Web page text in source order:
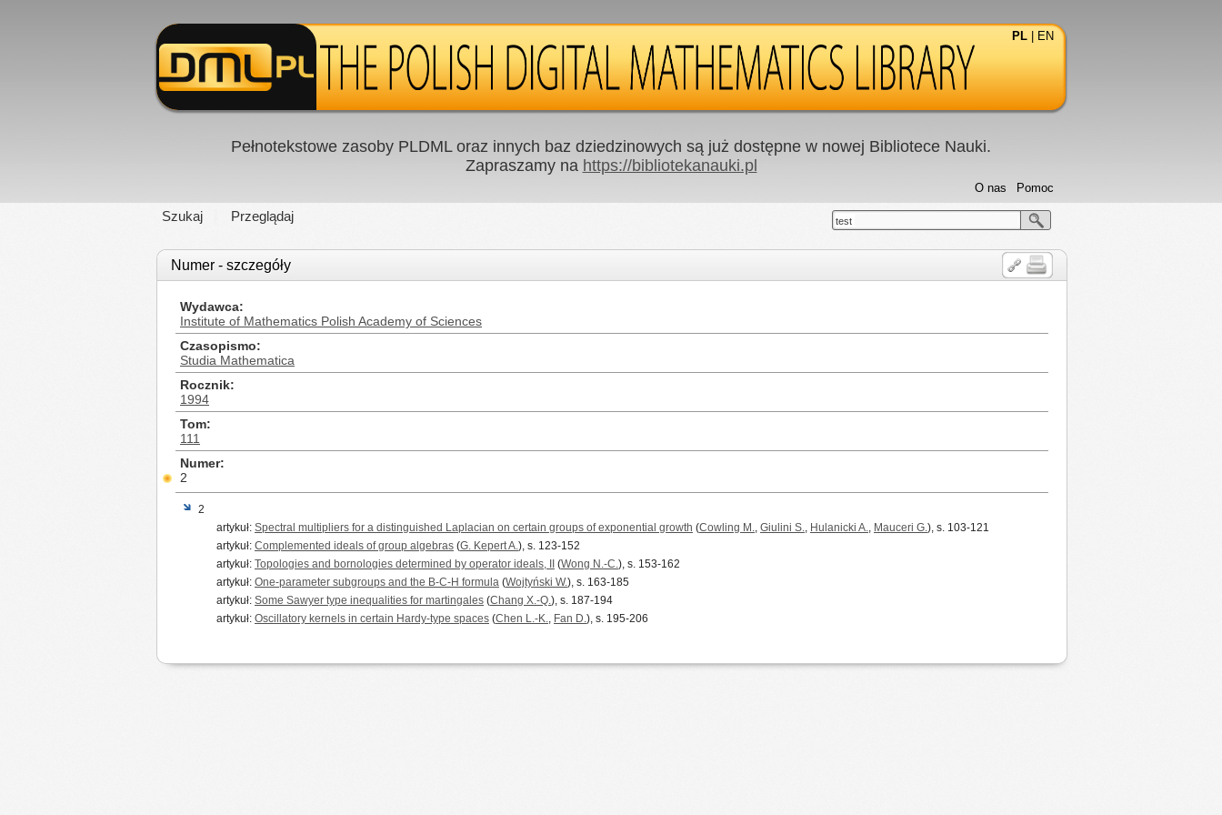
PL EN
Pełnotekstowe zasoby PLDML oraz innych baz dziedzinowych są już dostępne w nowej Bibliotece Nauki.
Zapraszamy na https://bibliotekanauki.pl
Szukaj Przeglądaj
Pomoc
O nas
test
Numer - szczegóły
Wydawca
Institute of Mathematics Polish Academy of Sciences
Czasopismo
Studia Mathematica
Rocznik
1994
Tom
111
Numer
2
2
artykuł: Spectral multipliers for a distinguished Laplacian on certain groups of exponential growth (Cowling M., Giulini S., Hulanicki A., Mauceri G.), s. 103-121
artykuł: Complemented ideals of group algebras (G. Kepert A.), s. 123-152
artykuł: Topologies and bornologies determined by operator ideals, II (Wong N.-C.), s. 153-162
artykuł: One-parameter subgroups and the B-C-H formula (Wojtyński W.), s. 163-185
artykuł: Some Sawyer type inequalities for martingales (Chang X.-Q.), s. 187-194
artykuł: Oscillatory kernels in certain Hardy-type spaces (Chen L.-K., Fan D.), s. 195-206